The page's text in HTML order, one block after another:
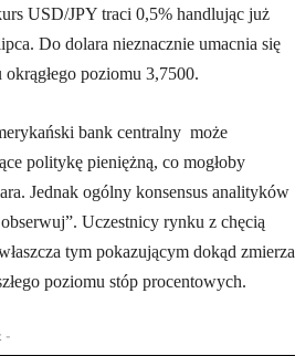
USD/JPY traci 0,5% handlując już
Do dolara nieznacznie umacnia się
poziomu 3,7500.
bank centralny może
politykę pieniężną, co mogłoby
Jednak ogólny konsensus analityków
Uczestnicy rynku z chęcią
tym pokazującym dokąd zmierza
poziomu stóp procentowych.
-